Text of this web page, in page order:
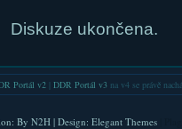
Diskuze ukončena.
Portál v2| DDR Portál v3na v4 se právě
By N2H| Design: Elegant Themes